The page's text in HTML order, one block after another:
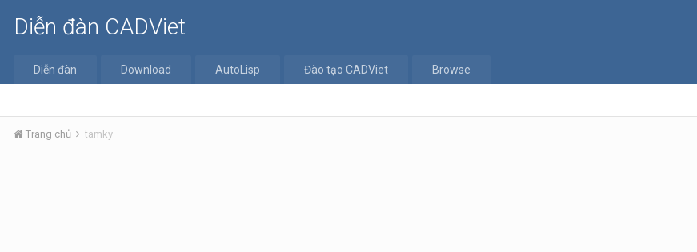
Diễn đàn CADViet
Diễn đàn Download AutoLisp Đào tạo CADViet Browse
Trang chủ tamky